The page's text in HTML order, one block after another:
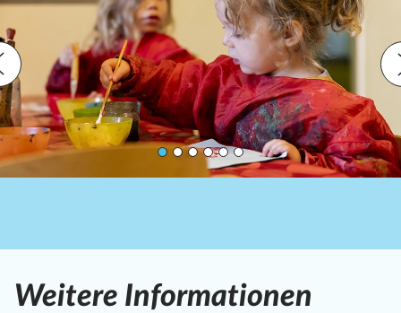
Previous
Weitere Informationen